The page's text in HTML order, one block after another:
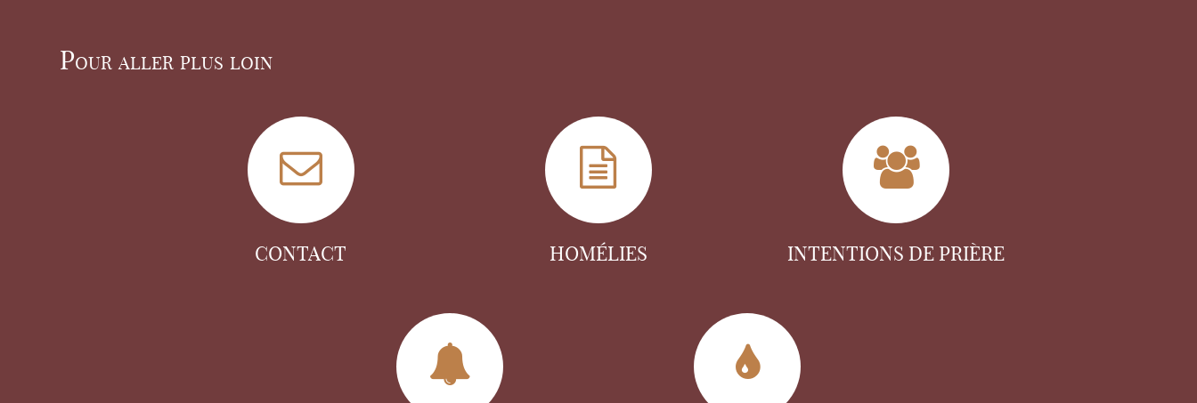
Pour aller plus loin
CONTACT HOMÉLIES INTENTIONS DE PRIÈRE